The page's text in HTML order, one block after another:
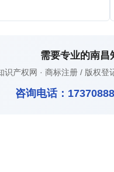
需要专业的南昌
识产权网 · 商标注册 / 版权
咨询电话：